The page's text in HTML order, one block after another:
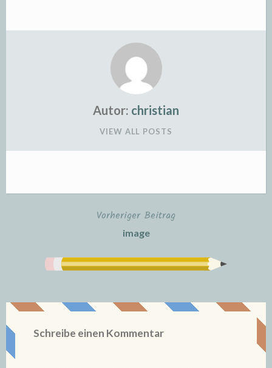
Autor: christian
VIEW ALL POSTS
Vorheriger Beitrag
image
Schreibe einen Kommentar